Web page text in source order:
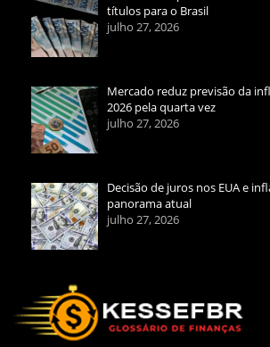
títulos para o Brasil
julho 27, 2026
Mercado reduz previsão da
2026 pela quarta vez
julho 27, 2026
Decisão de juros nos EUA e
panorama atual
julho 27, 2026